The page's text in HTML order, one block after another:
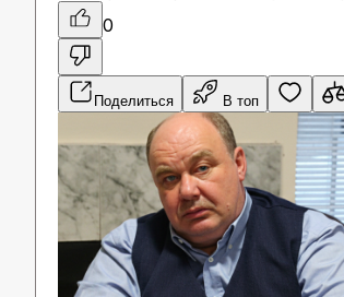
0
Поделиться В топ